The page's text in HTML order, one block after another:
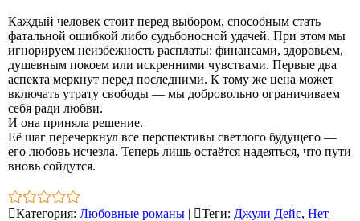
Каждый человек стоит перед выбором, способным стать
фатальной ошибкой либо судьбоносной удачей. При этом мы
игнорируем неизбежность расплаты: финансами, здоровьем,
душевным покоем или искренними чувствами. Первые два
аспекта меркнут перед последними. К тому же цена может
включать утрату свободы — мы добровольно ограничиваем
себя ради любви.
И она приняла решение.
Её шаг перечеркнул все перспективы светлого будущего —
его любовь исчезла. Теперь лишь остаётся надеяться, что пути
вновь сойдутся.
Категория: Любовные романы | Теги: Джули Дейс, Нет